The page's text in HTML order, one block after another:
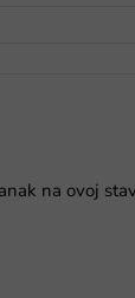
na ovoj